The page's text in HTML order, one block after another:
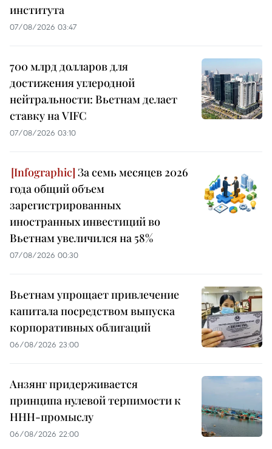
института
07/08/2026 03:47
700 млрд долларов для
достижения углеродной
нейтральности: Вьетнам делает
ставку на VIFC
07/08/2026 03:10
За семь месяцев 2026
года общий объем
зарегистрированных
иностранных инвестиций во
Вьетнам увеличился на 58%
07/08/2026 00:30
Вьетнам упрощает привлечение
капитала посредством выпуска
корпоративных облигаций
06/08/2026 23:00
Анзянг придерживается
принципа нулевой терпимости к
ННН-промыслу
06/08/2026 22:00